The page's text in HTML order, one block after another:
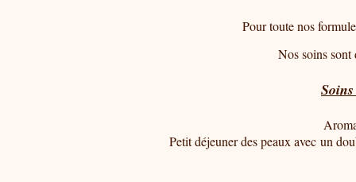
Pour toute nos
Nos soins sont
Petit déjeuner des peaux avec un